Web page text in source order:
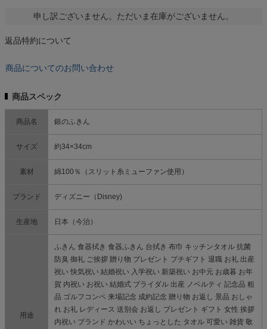
申し訳ございません。ただいま在庫がございません。
返品特約について
商品についてのお問い合わせ
商品スペック
商品名 銀のふきん
サイズ 約34×34cm
素材 綿100％（スリット糸ミューファン使用）
ブランド ディズニー（Disney)
生産地 日本（今治）
用途
ふきん 食器拭き 食器ふきん 台拭き 布巾 キッチンタオル 抗菌
防臭 御礼 ご挨拶 贈り物 プレゼント プチギフト 退職 お礼 出産
祝い 快気祝い 結婚祝い 入学祝い 新築祝い お中元 お歳暮 お年
賀 内祝い お祝い 結婚式 ブライダル 出産 ノベルティ 記念品 粗
品 ゴルフコンペ 来場記念 成約記念 贈り物 お返し 景品 おしゃ
れ お礼 レディース 送別会 お返し プレゼント ギフト 女性 挨拶
内祝い ブランド かわいい ちょっとした タオル 可愛い 雑貨 敬